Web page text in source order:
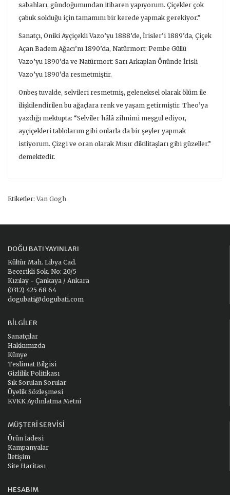
sabahları, gündoğumundan itibaren yapıyorum. Çiçekler çok
çabuk solduğu için tamamını bir kerede yapmak gerekiyor.”
Sanatçı, Oniki Ayçiçekli Vazo’yu 1888’de, İrisler’i 1889’da, Çiçek
Açan Badem Ağacı’nı 1890’da, Natürmort: Pembe Güllü
Vazo’yu 1890’da ve Natürmort: Sarı Arkaplan Önünde İrisli
Vazo’yu 1890’da resmetmiştir.
Onbeş tuvalde, selvileri resmetmiş, geleneksel olarak ölüm ile
ilişkilendirilen bu ağaçlara renk ve yaşam getirmiştir. Theo’ya
yazdığı mektupta: “Selviler hâlâ zihnimi meşgul ediyor,
ayçiçekleri tablolarım gibi onlarla da bir şeyler yapmak
istiyorum. Çizgi ve oran olarak Mısır dikilitaşları gibi güzeller.”
demektedir.
Etiketler:Van Gogh
DOĞU BATI YAYINLARI
Kültür Mah. Libya Cad.
Becerikli Sok. No: 20/5
Kızılay - Çankaya / Ankara
(0312) 425 68 64
dogubati@dogubati.com
BILGILER
Sanatçılar
Hakkımızda
Künye
Teslimat Bilgisi
Gizlilik Politikası
Sık Sorulan Sorular
Üyelik Sözleşmesi
KVKK Aydınlatma Metni
MÜŞTERI SERVISI
Ürün İadesi
Kampanyalar
İletişim
Site Haritası
HESABIM